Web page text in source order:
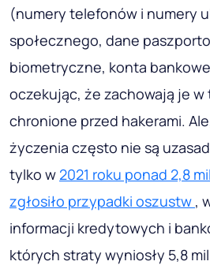
(numery telefonów i numery
społecznego, dane
biometryczne, konta
oczekując, że zachowają je
chronione przed hakerami.
życzenia często nie są
tylko w 2021 roku ponad 2,8
zgłosiło przypadki oszustw ,
informacji kredytowych i
których straty wyniosły 5,8